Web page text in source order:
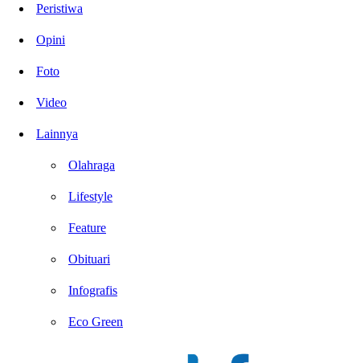
Peristiwa
Opini
Foto
Video
Lainnya
Olahraga
Lifestyle
Feature
Obituari
Infografis
Eco Green